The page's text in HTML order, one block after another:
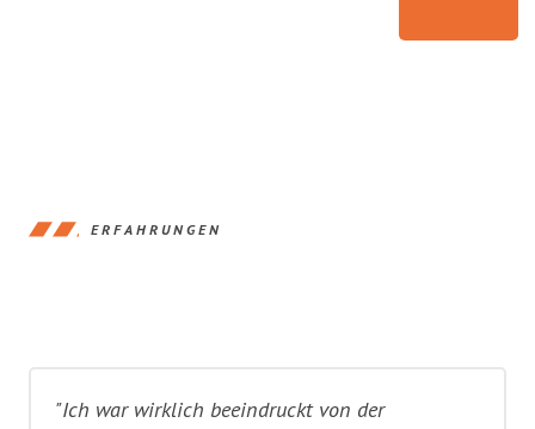
ERFAHRUNGEN
"Ich war wirklich beeindruckt von der